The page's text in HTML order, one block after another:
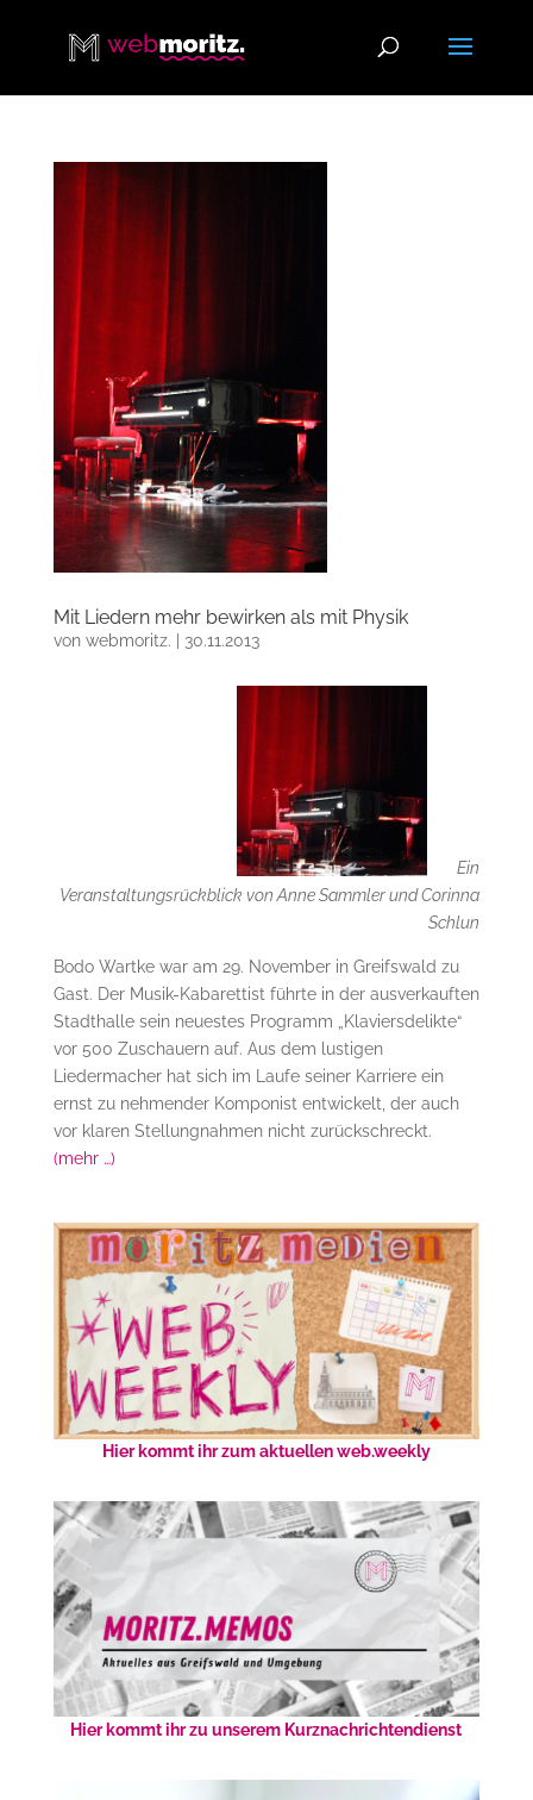
Mit Liedern mehr bewirken als mit Physik
von webmoritz. 30.11.2013
Ein
Veranstaltungsrückblick von Anne Sammler und Corinna
Schlun
Bodo Wartke war am 29. November in Greifswald zu
Gast. Der Musik-Kabarettist führte in der ausverkauften
Stadthalle sein neuestes Programm „Klaviersdelikte“
vor 500 Zuschauern auf. Aus dem lustigen
Liedermacher hat sich im Laufe seiner Karriere ein
ernst zu nehmender Komponist entwickelt, der auch
vor klaren Stellungnahmen nicht zurückschreckt.
(mehr …)
Hier kommt ihr zum aktuellen web.weekly
Hier kommt ihr zu unserem Kurznachrichtendienst